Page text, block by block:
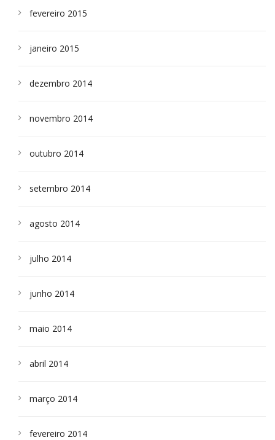
fevereiro 2015
janeiro 2015
dezembro 2014
novembro 2014
outubro 2014
setembro 2014
agosto 2014
julho 2014
junho 2014
maio 2014
abril 2014
março 2014
fevereiro 2014